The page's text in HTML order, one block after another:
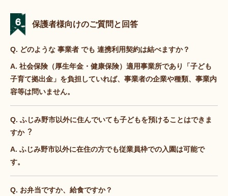
保護者様向けのご質問と回答
Q. どのような 事業者 でも 連携利用契約は結べますか？
A. 社会保険（厚生年金・健康保険）適用事業所であり「子ども
子育て拠出金」を負担していれば、事業者の企業や種類、事業内
容等は問いません。
Q. ふじみ野市以外に住んでいても子どもを預けることはできま
すか︖
A. ふじみ野市以外に在住の⽅でも従業員枠での入園は可能で
す。
Q. お弁当ですか、給食ですか？